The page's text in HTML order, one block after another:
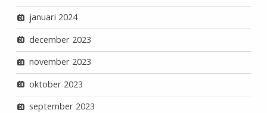
januari 2024
december 2023
november 2023
oktober 2023
september 2023